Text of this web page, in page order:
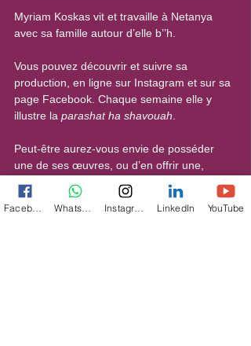
Myriam Koskas vit et travaille à Netanya
avec sa famille autour d’elle b’’h.
Vous pouvez découvrir et suivre sa
production, en ligne sur Instagram et sur sa
page Facebook. Chaque semaine elle y
illustre la parashat ha shavouah
Peut-être aurez-vous envie de posséder
une de ses œuvres, ou d’en offrir une,
composée spécialement à une occasion
que vous lui détaillerez. Si le travail de
Myriam est à chaque fois unique et
LinkedIn YouTube